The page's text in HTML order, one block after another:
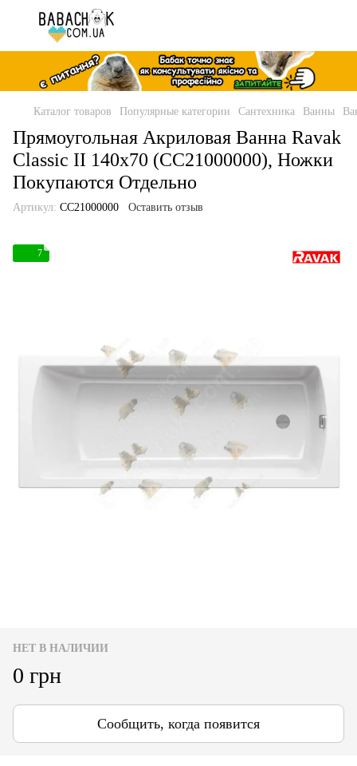
Каталог товаров Популярные категории Сантехника Ванны
Прямоугольная Акриловая Ванна Ravak
Classic II 140x70 (CC21000000), Ножки
Покупаются Отдельно
Артикул: CC21000000 Оставить отзыв
7
НЕТ В НАЛИЧИИ
0 грн
Сообщить, когда появится